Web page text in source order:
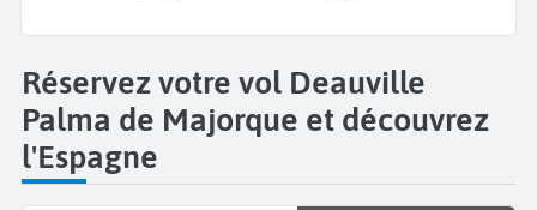
Réservez votre vol Deauville
Palma de Majorque et découvrez
l'Espagne